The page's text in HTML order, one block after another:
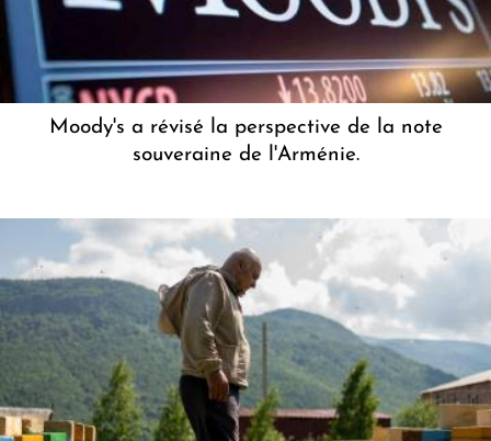
Moody's a révisé la perspective de la note
souveraine de l'Arménie.